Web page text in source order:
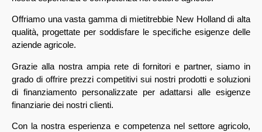
Offriamo una vasta gamma di mietitrebbie New Holland di alta
qualità, progettate per soddisfare le specifiche esigenze delle
aziende agricole.
Grazie alla nostra ampia rete di fornitori e partner, siamo in
grado di offrire prezzi competitivi sui nostri prodotti e soluzioni
di finanziamento personalizzate per adattarsi alle esigenze
finanziarie dei nostri clienti.
Con la nostra esperienza e competenza nel settore agricolo,